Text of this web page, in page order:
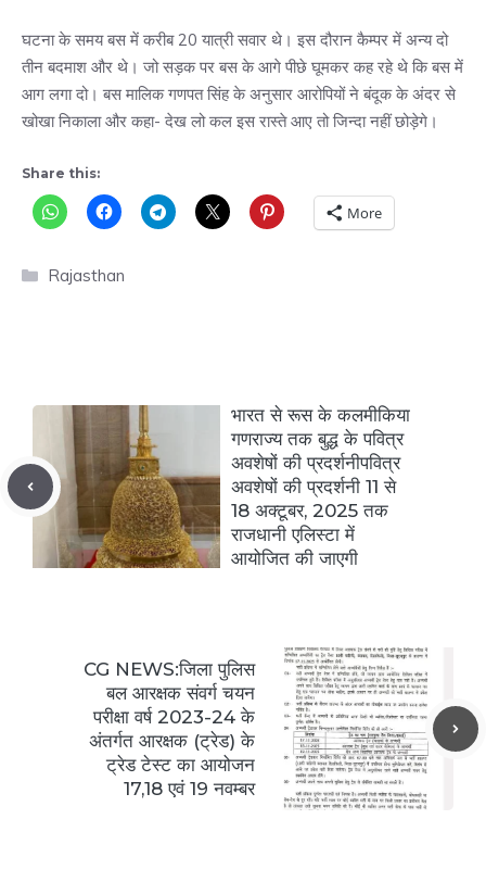
घटना के समय बस में करीब 20 यात्री सवार थे। इस दौरान कैम्पर में अन्य दो
तीन बदमाश और थे। जो सड़क पर बस के आगे पीछे घूमकर कह रहे थे कि बस में
आग लगा दो। बस मालिक गणपत सिंह के अनुसार आरोपियों ने बंदूक के अंदर से
खोखा निकाला और कहा- देख लो कल इस रास्ते आए तो जिन्दा नहीं छोड़ेगे।
Share this:
More
Categories
Rajasthan
भारत से रूस के कलमीकिया
गणराज्य तक बुद्ध के पवित्र
अवशेषों की प्रदर्शनीपवित्र
अवशेषों की प्रदर्शनी 11 से
18 अक्टूबर, 2025 तक
राजधानी एलिस्टा में
आयोजित की जाएगी
CG NEWS:जिला पुलिस
बल आरक्षक संवर्ग चयन
परीक्षा वर्ष 2023-24 के
अंतर्गत आरक्षक (ट्रेड) के
ट्रेड टेस्ट का आयोजन
17,18 एवं 19 नवम्बर